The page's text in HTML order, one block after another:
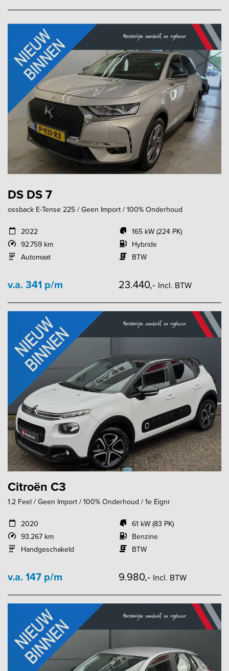
DS DS 7
ossback E-Tense 225 / Geen Import / 100% Onderhoud
2022
92.759 km
Automaat
165 kW (224 PK)
Hybride
BTW
v.a. 341 p/m 23.440,- Incl. BTW
Citroën C3
1.2 Feel / Geen Import / 100% Onderhoud / 1e Eignr
2020
93.267 km
Handgeschakeld
61 kW (83 PK)
Benzine
BTW
v.a. 147 p/m 9.980,- Incl. BTW